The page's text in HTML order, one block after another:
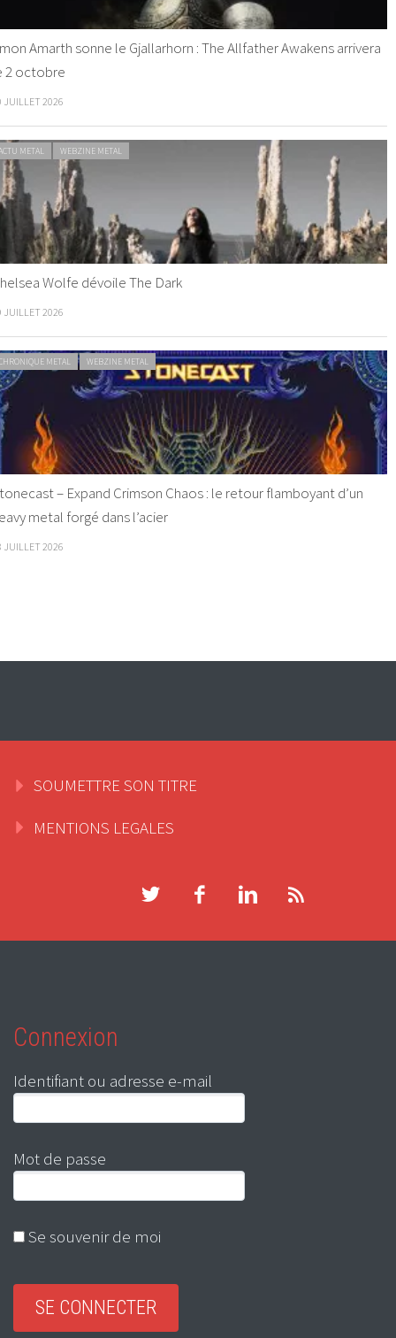
Amarth sonne le Gjallarhorn : The Allfather Awakens arrivera
2 octobre
JUILLET 2026
METAL WEBZINE METAL
Wolfe dévoile The Dark
JUILLET 2026
METAL WEBZINE METAL
– Expand Crimson Chaos : le retour flamboyant d’un
metal forgé dans l’acier
JUILLET 2026
SOUMETTRE SON TITRE
MENTIONS LEGALES
Connexion
Identifiant ou adresse e-mail
Mot de passe
Se souvenir de moi